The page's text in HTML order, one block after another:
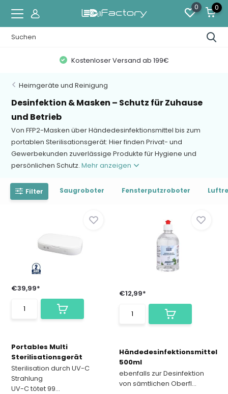
0 0
Kostenloser Versand ab 199€
Heimgeräte und Reinigung
Desinfektion & Masken – Schutz für Zuhause
und Betrieb
Von FFP2-Masken über Händedesinfektionsmittel bis zum
portablen Sterilisationsgerät: Hier finden Privat- und
Gewerbekunden zuverlässige Produkte für Hygiene und
persönlichen Schutz.Mehr anzeigen
Filter Saugroboter Fensterputzroboter
€39,99*
Portables Multi
Sterilisationsgerät
Sterilisation durch UV-C
Strahlung
UV-C tötet 99...
€12,99*
Händedesinfektionsmittel
500ml
ebenfalls zur Desinfektion
von sämtlichen Oberfl...